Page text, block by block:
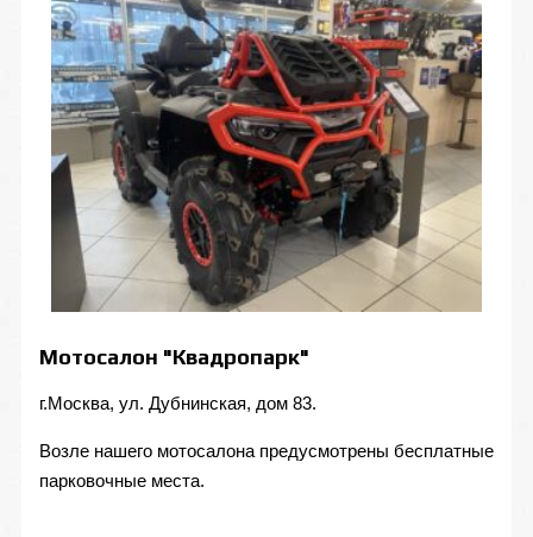
Мотосалон "Квадропарк"
г.Москва, ул. Дубнинская, дом 83.
Возле нашего мотосалона предусмотрены бесплатные
парковочные места.